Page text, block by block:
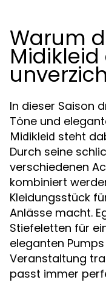
Warum
In dieser Saison
Töne und
Midikleid steht
Durch seine
verschiedenen
kombiniert
Kleidungsstück
Anlässe macht.
Stiefeletten für
eleganten
Veranstaltung
passt immer